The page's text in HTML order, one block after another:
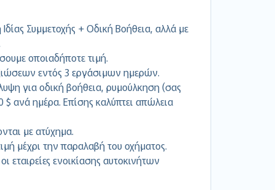
Συμμετοχής + Οδική Βοήθεια, αλλά με
οποιαδήποτε τιμή.
εντός 3 εργάσιμων ημερών.
για οδική βοήθεια, ρυμούλκηση (σας
$ ανά ημέρα. Επίσης καλύπτει απώλεια
με ατύχημα.
μέχρι την παραλαβή του οχήματος.
εταιρείες ενοικίασης αυτοκινήτων